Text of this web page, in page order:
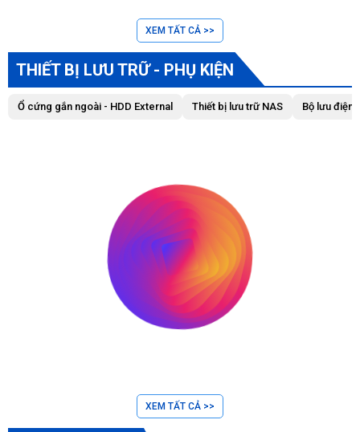
XEM TẤT CẢ >>
THIẾT BỊ LƯU TRỮ - PHỤ KIỆN
Ổ cứng gắn ngoài - HDD External Thiết bị lưu trữ NAS Bộ lưu điện
XEM TẤT CẢ >>